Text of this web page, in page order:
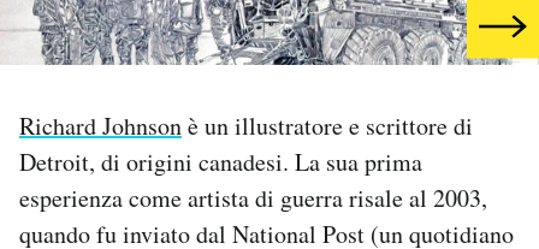
NEWSLETTER
I MIEI PREFERITI
Richard Johnsonè un illustratore e scrittore di
Detroit, di origini canadesi. La sua prima
esperienza come artista di guerra risale al 2003,
quando fu inviato dal National Post (un quotidiano